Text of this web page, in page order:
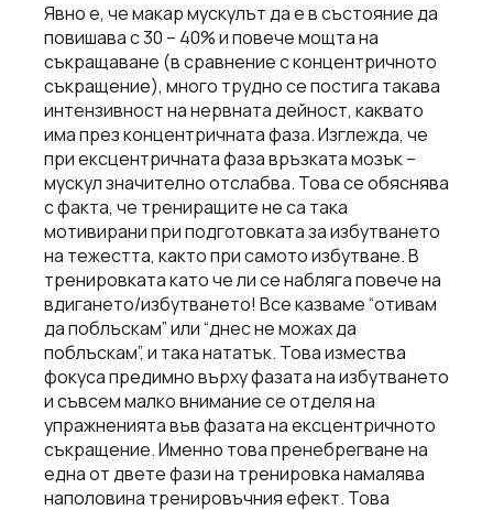
Явно е, че макар мускулът да е в състояние да
повишава с 30 – 40% и повече мощта на
съкращаване (в сравнение с концентричното
съкращение), много трудно се постига такава
интензивност на нервната дейност, каквато
има през концентричната фаза. Изглежда, че
при ексцентричната фаза връзката мозък –
мускул значително отслабва. Това се обяснява
с факта, че трениращите не са така
мотивирани при подготовката за избутването
на тежестта, както при самото избутване. В
тренировката като че ли се набляга повече на
вдигането/избутването! Все казваме “отивам
да поблъскам” или “днес не можах да
поблъскам”, и така нататък. Това измества
фокуса предимно върху фазата на избутването
и съвсем малко внимание се отделя на
упражненията във фазата на ексцентричното
съкращение. Именно това пренебрегване на
една от двете фази на тренировка намалява
наполовина тренировъчния ефект. Това